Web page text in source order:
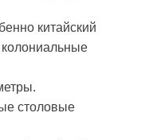
китайский
столовые